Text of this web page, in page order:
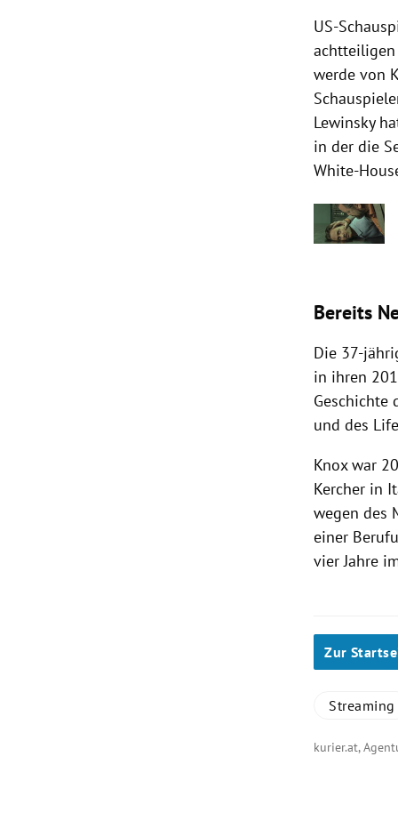
US-
achtteiligen
werde von
Lewinsky
in der die
White-
Bereits
Die 37-
in ihren
und des
Knox war
Kercher in
wegen des
einer
vier Jahre
Zur
Streaming
kurier.at,